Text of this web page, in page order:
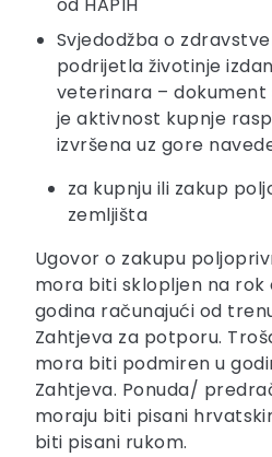
od HAPIH
Svjedodžba o
podrijetla životinje
veterinara – dokument
je aktivnost kupnje
izvršena uz gore
za kupnju ili zakup
zemljišta
Ugovor o zakupu
mora biti sklopljen na rok
godina računajući od
Zahtjeva za potporu.
mora biti podmiren u
Zahtjeva. Ponuda/
moraju biti pisani
biti pisani rukom.